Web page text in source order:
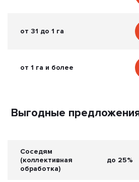
от 31 до 1 га
от 1 га и более
Выгодные
Соседям
(коллективная
обработка)
до 25%